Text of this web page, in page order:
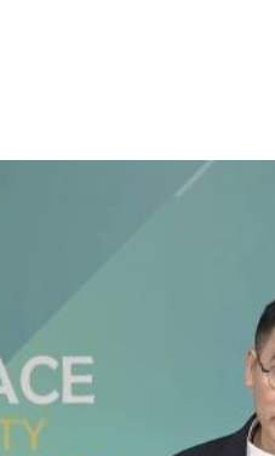
7s掀足球熱潮